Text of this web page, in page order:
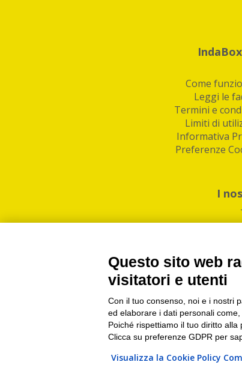
IndaBox
Come
Leggi le
Termini e
Limiti di
Informativa
Preferenze
I
PI/CF/
IndaBox | Oltre
Questo sito web
visitatori e utenti
Con il tuo consenso, noi e i nostri
ed elaborare i dati personali
Poiché rispettiamo il tuo diritto alla
Clicca su preferenze GDPR per
Visualizza la Cookie Policy